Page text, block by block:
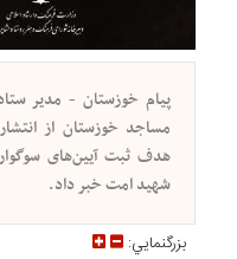
پیام خوزستان - مدیر
مساجد خوزستان از
هدف ثبت آیین‌های
شهید امت خبر داد.
بزرگنمايي: